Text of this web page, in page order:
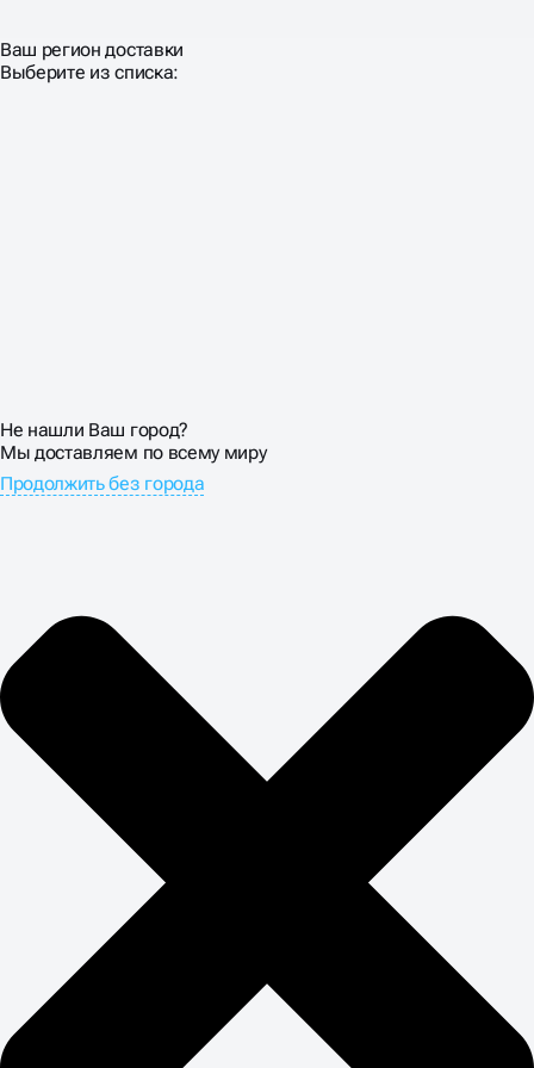
Ваш регион доставки
Выберите из списка:
Не нашли Ваш город?
Мы доставляем по всему миру
Продолжить без города